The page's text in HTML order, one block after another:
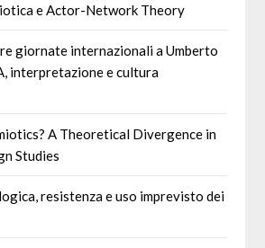
e Actor-Network Theory
giornate internazionali a Umberto
interpretazione e cultura
A Theoretical Divergence in
Studies
resistenza e uso imprevisto dei